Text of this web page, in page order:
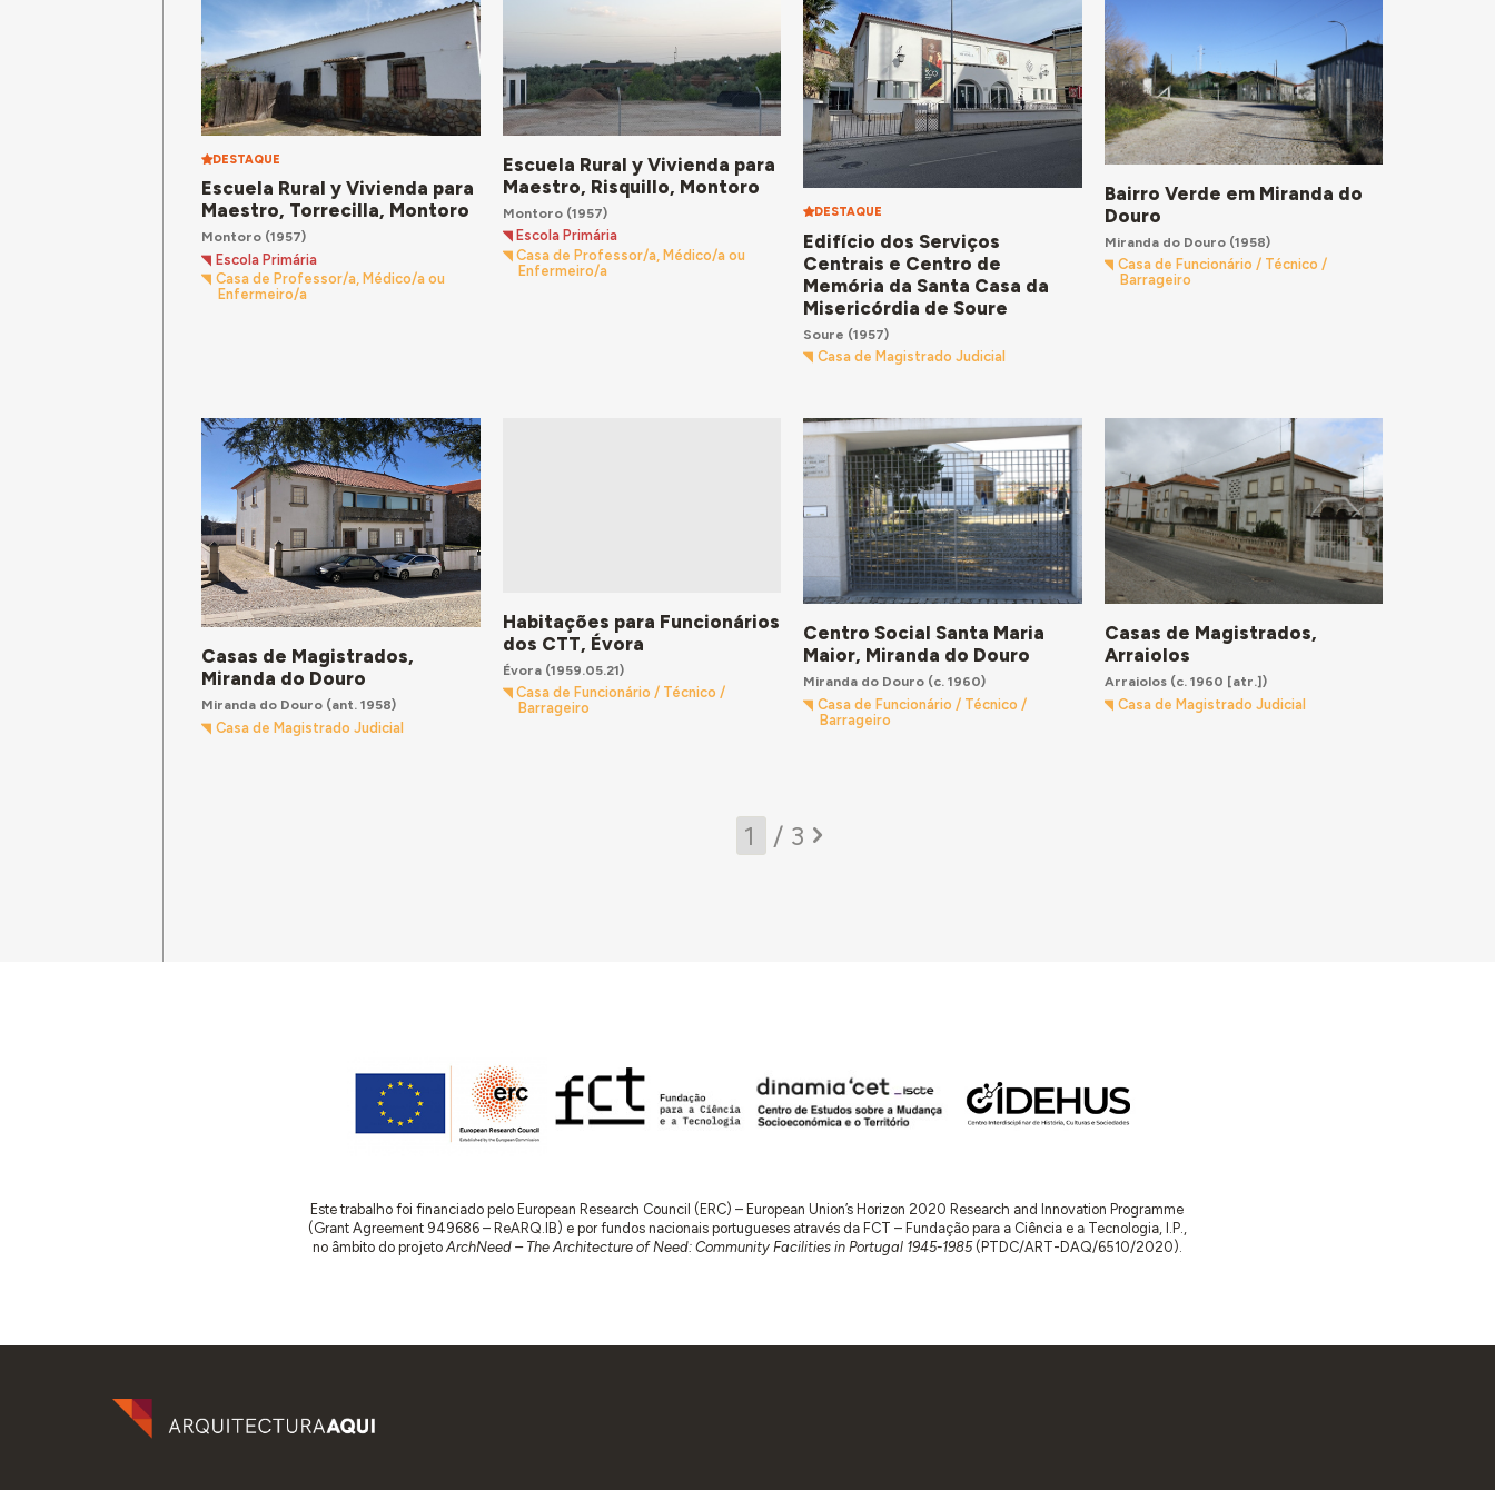
DESTAQUE
Escuela Rural y Vivienda para
Maestro, Torrecilla, Montoro
Montoro (1957)
Escola Primária
Casa de Professor/a, Médico/a ou
Enfermeiro/a
Escuela Rural y Vivienda para
Maestro, Risquillo, Montoro
Montoro(1957)
Escola Primária
Casa de Professor/a, Médico/a ou
Enfermeiro/a
DESTAQUE
Edifício dos Serviços
Centrais e Centro de
Memória da Santa Casa da
Misericórdia de Soure
Soure (1957)
Casa de Magistrado Judicial
Bairro Verde em Miranda do
Douro
Miranda do Douro(1958)
Casa de Funcionário / Técnico /
Barrageiro
Casas de Magistrados,
Miranda do Douro
Miranda do Douro (ant. 1958)
Casa de Magistrado Judicial
Habitações para Funcionários
dos CTT, Évora
Évora(1959.05.21)
Casa de Funcionário / Técnico /
Barrageiro
Centro Social Santa Maria
Maior, Miranda do Douro
Miranda do Douro (c. 1960)
Casa de Funcionário / Técnico /
Barrageiro
Casas de Magistrados,
Arraiolos
Arraiolos(c. 1960 [atr.])
Casa de Magistrado Judicial
/ 3
Este trabalho foi financiado pelo European Research Council (ERC) – European Union’s Horizon 2020 Research and Innovation Programme
(Grant Agreement 949686 – ReARQ.IB) e por fundos nacionais portugueses através da FCT – Fundação para a Ciência e a Tecnologia, I.P.,
no âmbito do projeto ArchNeed – The Architecture of Need: Community Facilities in Portugal 1945-1985(PTDC/ART-DAQ/6510/2020).